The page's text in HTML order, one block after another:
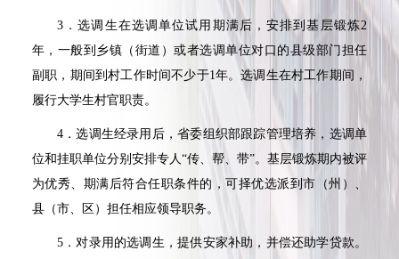
3 ．选调生在选调单位试用期满后，安排到基层锻炼2
年，一般到乡镇（街道）或者选调单位对口的县级部门担任
副职，期间到村工作时间不少于1年。选调生在村工作期间，
履行大学生村官职责。
4 ．选调生经录用后，省委组织部跟踪管理培养，选调单
位和挂职单位分别安排专人“传、帮、带”。基层锻炼期内被评
为优秀、期满后符合任职条件的，可择优选派到市（州）、
县（市、区）担任相应领导职务。
5 ．对录用的选调生，提供安家补助，并偿还助学贷款。